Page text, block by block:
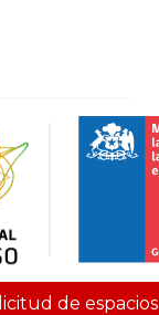
de espacios